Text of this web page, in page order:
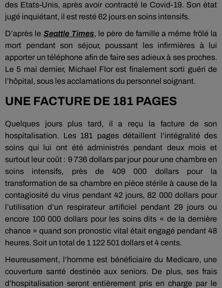
des Etats-Unis, après avoir contracté le Covid-19. Son état
jugé inquiétant, il est resté 62 jours en soins intensifs.
D’après le Seattle Times, le père de famille a même frôlé la
mort pendant son séjour, poussant les infirmières à lui
apporter un téléphone afin de faire ses adieux à ses proches.
Le 5 mai dernier, Michael Flor est finalement sorti guéri de
l’hôpital, sous les acclamations du personnel soignant.
UNE FACTURE DE 181 PAGES
Quelques jours plus tard, il a reçu la facture de son
hospitalisation. Les 181 pages détaillent l’intégralité des
soins qui lui ont été administrés pendant deux mois et
surtout leur coût : 9 736 dollars par jour pour une chambre en
soins intensifs, près de 409 000 dollars pour la
transformation de sa chambre en pièce stérile à cause de la
contagiosité du virus pendant 42 jours, 82 000 dollars pour
l’utilisation d’un respirateur artificiel pendant 29 jours ou
encore 100 000 dollars pour les soins dits « de la dernière
chance » quand son pronostic vital était engagé pendant 48
heures. Soit un total de 1 122 501 dollars et 4 cents.
Heureusement, l’homme est bénéficiaire du Medicare, une
couverture santé destinée aux seniors. De plus, ses frais
d’hospitalisation seront entièrement pris en charge par le